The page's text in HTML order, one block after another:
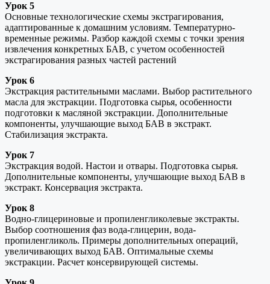
Урок 5
Основные технологические схемы экстрагирования,
адаптированные к домашним условиям. Температурно-
временные режимы. Разбор каждой схемы с точки зрения
извлечения конкретных БАВ, с учетом особенностей
экстрагирования разных частей растений
Урок 6
Экстракция растительными маслами. Выбор растительного
масла для экстракции. Подготовка сырья, особенности
подготовки к масляной экстракции. Дополнительные
компоненты, улучшающие выход БАВ в экстракт.
Стабилизация экстракта.
Урок 7
Экстракция водой. Настои и отвары. Подготовка сырья.
Дополнительные компоненты, улучшающие выход БАВ в
экстракт. Консервация экстракта.
Урок 8
Водно-глицериновые и пропиленгликолевые экстракты.
Выбор соотношения фаз вода-глицерин, вода-
пропиленгликоль. Примеры дополнительных операций,
увеличивающих выход БАВ. Оптимальные схемы
экстракции. Расчет консервирующей системы.